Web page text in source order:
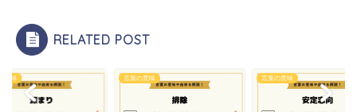
RELATED POST
意味 言葉の意味 言葉の意味